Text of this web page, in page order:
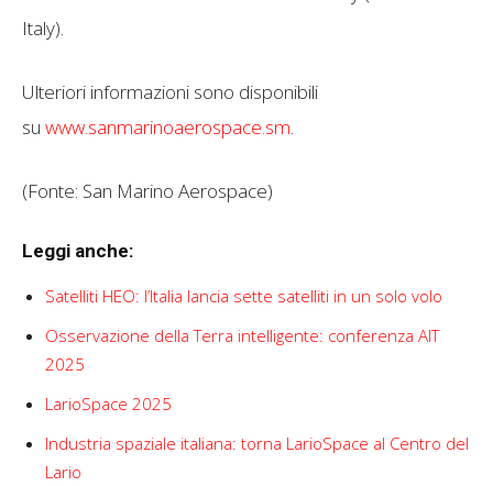
Italy).
Ulteriori informazioni sono disponibili
su www.sanmarinoaerospace.sm.
(Fonte: San Marino Aerospace)
Leggi anche:
Satelliti HEO: l’Italia lancia sette satelliti in un solo volo
Osservazione della Terra intelligente: conferenza AIT
2025
LarioSpace 2025
Industria spaziale italiana: torna LarioSpace al Centro del
Lario